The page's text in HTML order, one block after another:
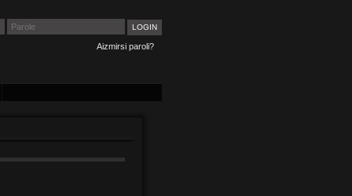
Aizmirsi paroli?